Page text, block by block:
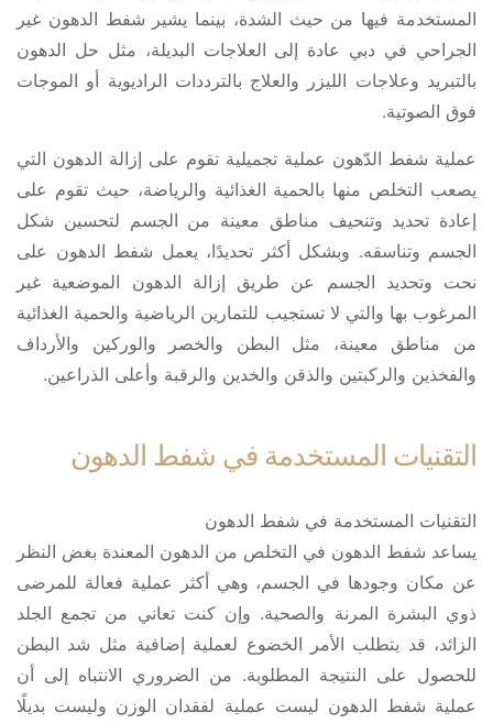
المستخدمة فيها من حيث الشدة، بينما يشير شفط الدهون غير
الجراحي في دبي عادة إلى العلاجات البديلة، مثل حل الدهون
بالتبريد وعلاجات الليزر والعلاج بالترددات الراديوية أو الموجات
فوق الصوتية.
عملية شفط الدّهون عملية تجميلية تقوم على إزالة الدهون التي
يصعب التخلص منها بالحمية الغذائية والرياضة، حيث تقوم على
إعادة تحديد وتنحيف مناطق معينة من الجسم لتحسين شكل
الجسم وتناسقه. وبشكل أكثر تحديدًا، يعمل شفط الدهون على
نحت وتحديد الجسم عن طريق إزالة الدهون الموضعية غير
المرغوب بها والتي لا تستجيب للتمارين الرياضية والحمية الغذائية
من مناطق معينة، مثل البطن والخصر والوركين والأرداف
والفخذين والركبتين والذقن والخدين والرقبة وأعلى الذراعين.
التقنيات المستخدمة في شفط الدهون
التقنيات المستخدمة في شفط الدهون
يساعد شفط الدهون في التخلص من الدهون المعندة بغض النظر
عن مكان وجودها في الجسم، وهي أكثر عملية فعالة للمرضى
ذوي البشرة المرنة والصحية. وإن كنت تعاني من تجمع الجلد
الزائد، قد يتطلب الأمر الخضوع لعملية إضافية مثل شد البطن
للحصول على النتيجة المطلوبة. من الضروري الانتباه إلى أن
عملية شفط الدهون ليست عملية لفقدان الوزن وليست بديلًا